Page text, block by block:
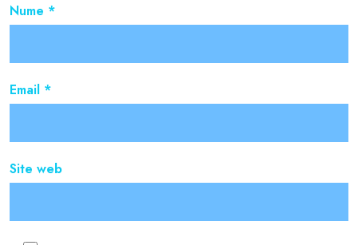
Nume *
Email *
Site web